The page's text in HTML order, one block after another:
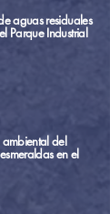
aguas residuales
Parque Industrial
ambiental del
en el